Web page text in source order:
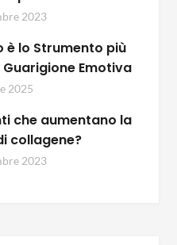
2023
è lo Strumento più
Emotiva
2025
che aumentano la
collagene?
2023